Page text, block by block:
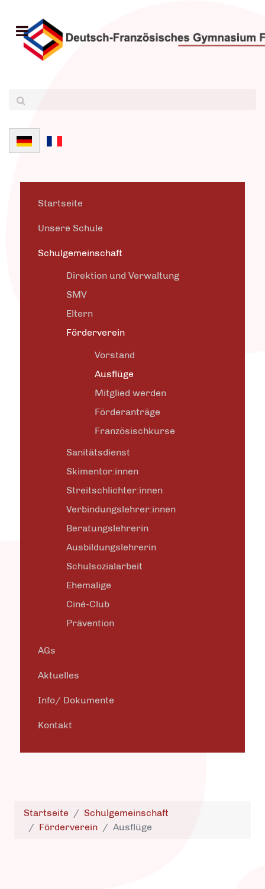
Sprache auswählen
Startseite
Unsere Schule
Schulgemeinschaft
Direktion und Verwaltung
SMV
Eltern
Förderverein
Vorstand
Ausflüge
Mitglied werden
Förderanträge
Französischkurse
Sanitätsdienst
Skimentor:innen
Streitschlichter:innen
Verbindungslehrer:innen
Beratungslehrerin
Ausbildungslehrerin
Schulsozialarbeit
Ehemalige
Ciné-Club
Prävention
AGs
Aktuelles
Info/ Dokumente
Kontakt
Startseite
Schulgemeinschaft
Förderverein
Ausflüge